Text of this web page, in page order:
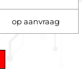
op aanvraag